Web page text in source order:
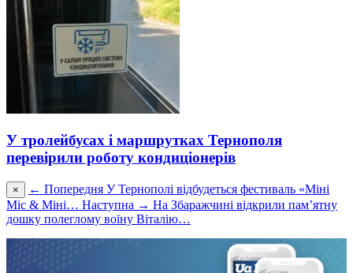
У тролейбусах і маршрутках Тернополя
перевірили роботу кондиціонерів
× ← Попередня У Тернополі відбудеться фестиваль «Міні
Міс & Міні… Наступна → На Збаражчині відкрили пам’ятну
дошку полеглому воїну Віталію…